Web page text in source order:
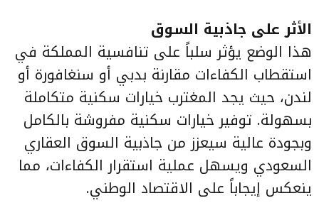
الأثر على جاذبية السوق
هذا الوضع يؤثر سلباً على تنافسية المملكة في
استقطاب الكفاءات مقارنة بدبي أو سنغافورة أو
لندن، حيث يجد المغترب خيارات سكنية متكاملة
بسهولة. توفير خيارات سكنية مفروشة بالكامل
وبجودة عالية سيعزز من جاذبية السوق العقاري
السعودي ويسهل عملية استقرار الكفاءات، مما
ينعكس إيجاباً على الاقتصاد الوطني.